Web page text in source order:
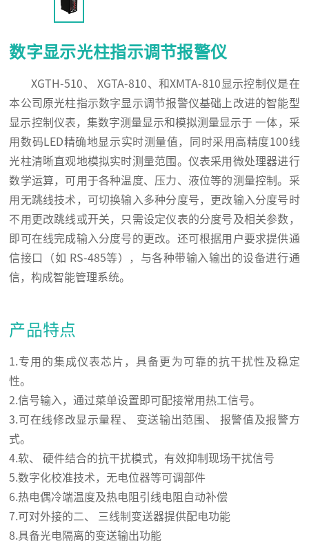
数字显示光柱指示调节报警仪
XGTH-510、 XGTA-810、和XMTA-810显示控制仪是在
本公司原光柱指示数字显示调节报警仪基础上改进的智能型
显示控制仪表，集数字测量显示和模拟测量显示于 一体，采
用数码LED精确地显示实时测量值，同时采用高精度100线
光柱清晰直观地模拟实时测量范围。仪表采用微处理器进行
数学运算，可用于各种温度、压力、液位等的测量控制。采
用无跳线技术，可切换输入多种分度号，更改输入分度号时
不用更改跳线或开关，只需设定仪表的分度号及相关参数，
即可在线完成输入分度号的更改。还可根据用户要求提供通
信接口（如 RS-485等），与各种带输入输出的设备进行通
信，构成智能管理系统。
产品特点
1.专用的集成仪表芯片，具备更为可靠的抗干扰性及稳定
性。
2.信号输入，通过菜单设置即可配接常用热工信号。
3.可在线修改显示量程、 变送输出范围、 报警值及报警方
式。
4.软、 硬件结合的抗干扰模式，有效抑制现场干扰信号
5.数字化校准技术，无电位器等可调部件
6.热电偶冷端温度及热电阻引线电阻自动补偿
7.可对外接的二、 三线制变送器提供配电功能
8.具备光电隔离的变送输出功能